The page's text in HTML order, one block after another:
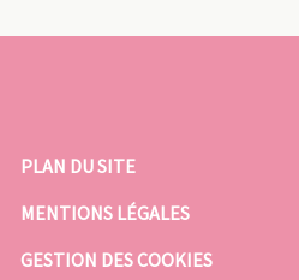
PLAN DU SITE
MENTIONS LÉGALES
GESTION DES COOKIES